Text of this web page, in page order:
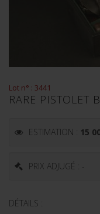
Lot n° : 3441
RARE PISTOLET
ESTIMATION : 15
PRIX ADJUGÉ : -
DÉTAILS :